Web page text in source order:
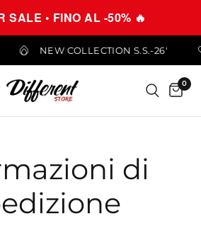
SALE • FINO AL -50% 🔥
NEW COLLECTION S.S.-26'
0
di